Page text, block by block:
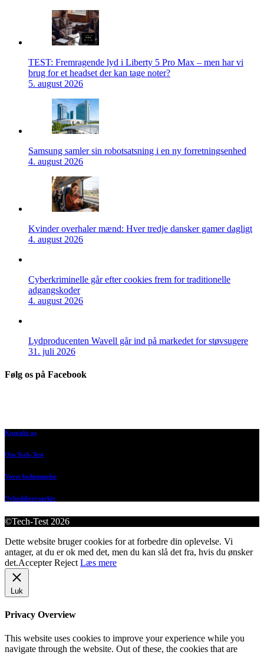
TEST: Fremragende lyd i Liberty 5 Pro Max – men har vi
brug for et headset der kan tage noter?
5. august 2026
Samsung samler sin robotsatsning i en ny forretningsenhed
4. august 2026
Kvinder overhaler mænd: Hver tredje dansker gamer dagligt
4. august 2026
Cyberkriminelle går efter cookies frem for traditionelle
adgangskoder
4. august 2026
Lydproducenten Wavell går ind på markedet for støvsugere
31. juli 2026
Følg os på Facebook
Kontakt os
Om Tech-Test
Vores bedømmelse
Nyhedsbrevsarkiv
©Tech-Test 2026
Dette website bruger cookies for at forbedre din oplevelse. Vi
antager, at du er ok med det, men du kan slå det fra, hvis du ønsker
det.Accepter Reject Læs mere
Luk
Privacy Overview
This website uses cookies to improve your experience while you
navigate through the website. Out of these, the cookies that are